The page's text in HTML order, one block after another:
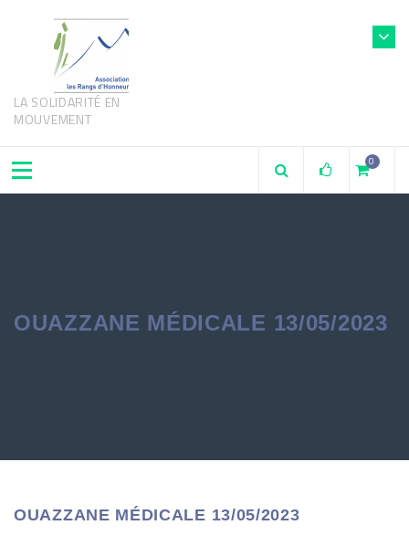
LA SOLIDARITÉ EN
MOUVEMENT
0
OUAZZANE MÉDICALE 13/05/2023
OUAZZANE MÉDICALE 13/05/2023